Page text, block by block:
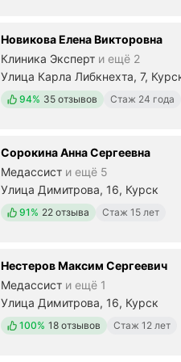
Новикова Елена Викторовна
Клиника Эксперт и ещё 2
Улица Карла Либкнехта, 7,
Положительных отзывов
94% 35 отзывов Стаж 24 года
Сорокина Анна Сергеевна
Медассист и ещё 5
Улица Димитрова, 16, Курск
Положительных отзывов
91% 22 отзыва Стаж 15 лет
Нестеров Максим Сергеевич
Медассист и ещё 1
Улица Димитрова, 16, Курск
Положительных отзывов
100% 18 отзывов Стаж 12 лет